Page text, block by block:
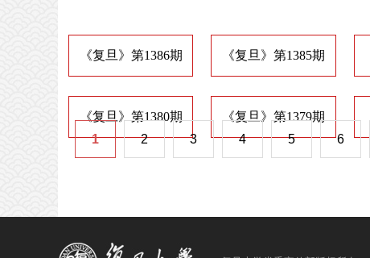
《复旦》第1386期 《复旦》第1385期
《复旦》第1380期 《复旦》第1379期
1
2 3 4 5 6